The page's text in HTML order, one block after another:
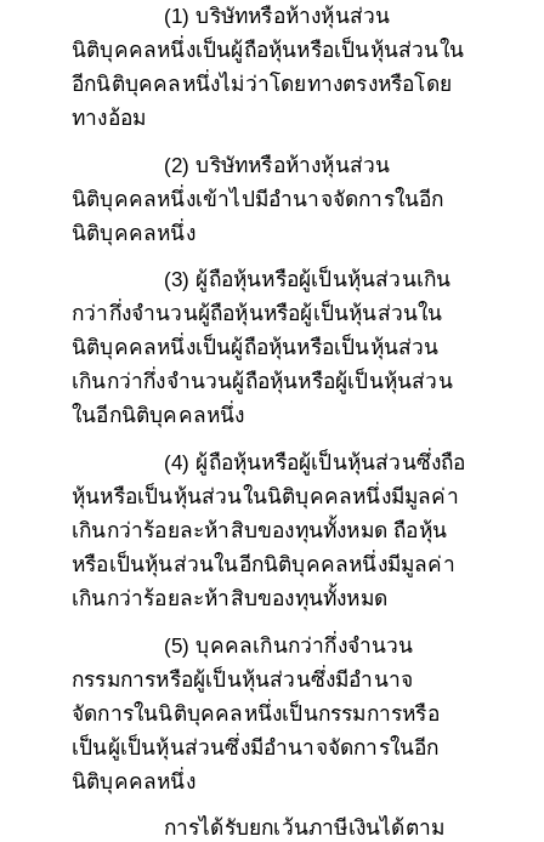
(1) บริษัทหรือห้างหุ้นส่วน
นิติบุคคลหนึ่งเป็นผู้ถือหุ้นหรือเป็นหุ้นส่วนใน
อีกนิติบุคคลหนึ่งไม่ว่าโดยทางตรงหรือโดย
ทางอ้อม
(2) บริษัทหรือห้างหุ้นส่วน
นิติบุคคลหนึ่งเข้าไปมีอำนาจจัดการในอีก
นิติบุคคลหนึ่ง
(3) ผู้ถือหุ้นหรือผู้เป็นหุ้นส่วนเกิน
กว่ากึ่งจำนวนผู้ถือหุ้นหรือผู้เป็นหุ้นส่วนใน
นิติบุคคลหนึ่งเป็นผู้ถือหุ้นหรือเป็นหุ้นส่วน
เกินกว่ากึ่งจำนวนผู้ถือหุ้นหรือผู้เป็นหุ้นส่วน
ในอีกนิติบุคคลหนึ่ง
(4) ผู้ถือหุ้นหรือผู้เป็นหุ้นส่วนซึ่งถือ
หุ้นหรือเป็นหุ้นส่วนในนิติบุคคลหนึ่งมีมูลค่า
เกินกว่าร้อยละห้าสิบของทุนทั้งหมด ถือหุ้น
หรือเป็นหุ้นส่วนในอีกนิติบุคคลหนึ่งมีมูลค่า
เกินกว่าร้อยละห้าสิบของทุนทั้งหมด
(5) บุคคลเกินกว่ากึ่งจำนวน
กรรมการหรือผู้เป็นหุ้นส่วนซึ่งมีอำนาจ
จัดการในนิติบุคคลหนึ่งเป็นกรรมการหรือ
เป็นผู้เป็นหุ้นส่วนซึ่งมีอำนาจจัดการในอีก
นิติบุคคลหนึ่ง
การได้รับยกเว้นภาษีเงินได้ตาม